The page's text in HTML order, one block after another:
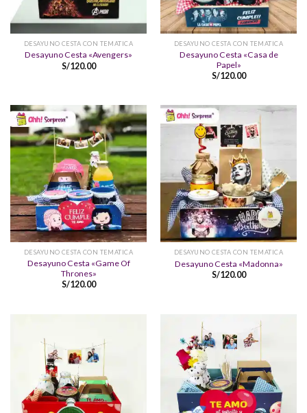
DESAYUNO CESTA CON TEMATICA
Desayuno Cesta «Avengers»
S/120.00
DESAYUNO CESTA CON TEMATICA
Desayuno Cesta «Casa de
Papel»
S/120.00
DESAYUNO CESTA CON TEMATICA
Desayuno Cesta «Game Of
Thrones»
S/120.00
DESAYUNO CESTA CON TEMATICA
Desayuno Cesta «Madonna»
S/120.00